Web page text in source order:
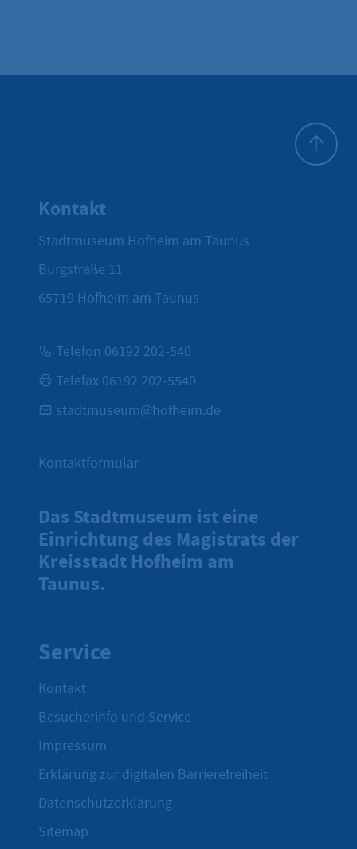
Kontakt
Stadtmuseum Hofheim am Taunus
Burgstraße 11
65719 Hofheim am Taunus
Telefon 06192 202-540
Telefax 06192 202-5540
stadtmuseum@hofheim.de
Kontaktformular
Das Stadtmuseum ist eine
Einrichtung des Magistrats der
Kreisstadt Hofheim am
Taunus.
Service
Kontakt
Besucherinfo und Service
Impressum
Erklärung zur digitalen Barrierefreiheit
Datenschutzerklärung
Sitemap